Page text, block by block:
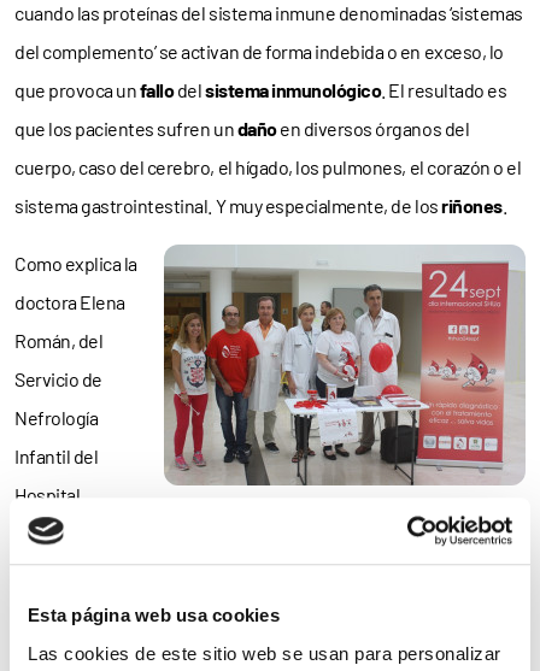
Esta página web usa cookies
Las cookies de este sitio web se usan para personalizar
cuando las proteínas del sistema inmune denominadas ‘sistemas
del complemento’ se activan de forma indebida o en exceso, lo
que provoca unfallodelsistema inmunológico. El resultado es
que los pacientes sufren undañoen diversos órganos del
cuerpo, caso del cerebro, el hígado, los pulmones, el corazón o el
sistema gastrointestinal. Y muy especialmente, de losriñones.
Como explica la
doctora Elena
Román, del
Servicio de
Nefrología
Infantil del
Hospital
Universitari i Politècnic La Fe
de los
pacientes necesitadiálisiso tiene daño renal permanente en el
plazo deun añodesde el diagnóstico de la enfermedad, por lo
que undiagnóstico precozes crucial para evitar las